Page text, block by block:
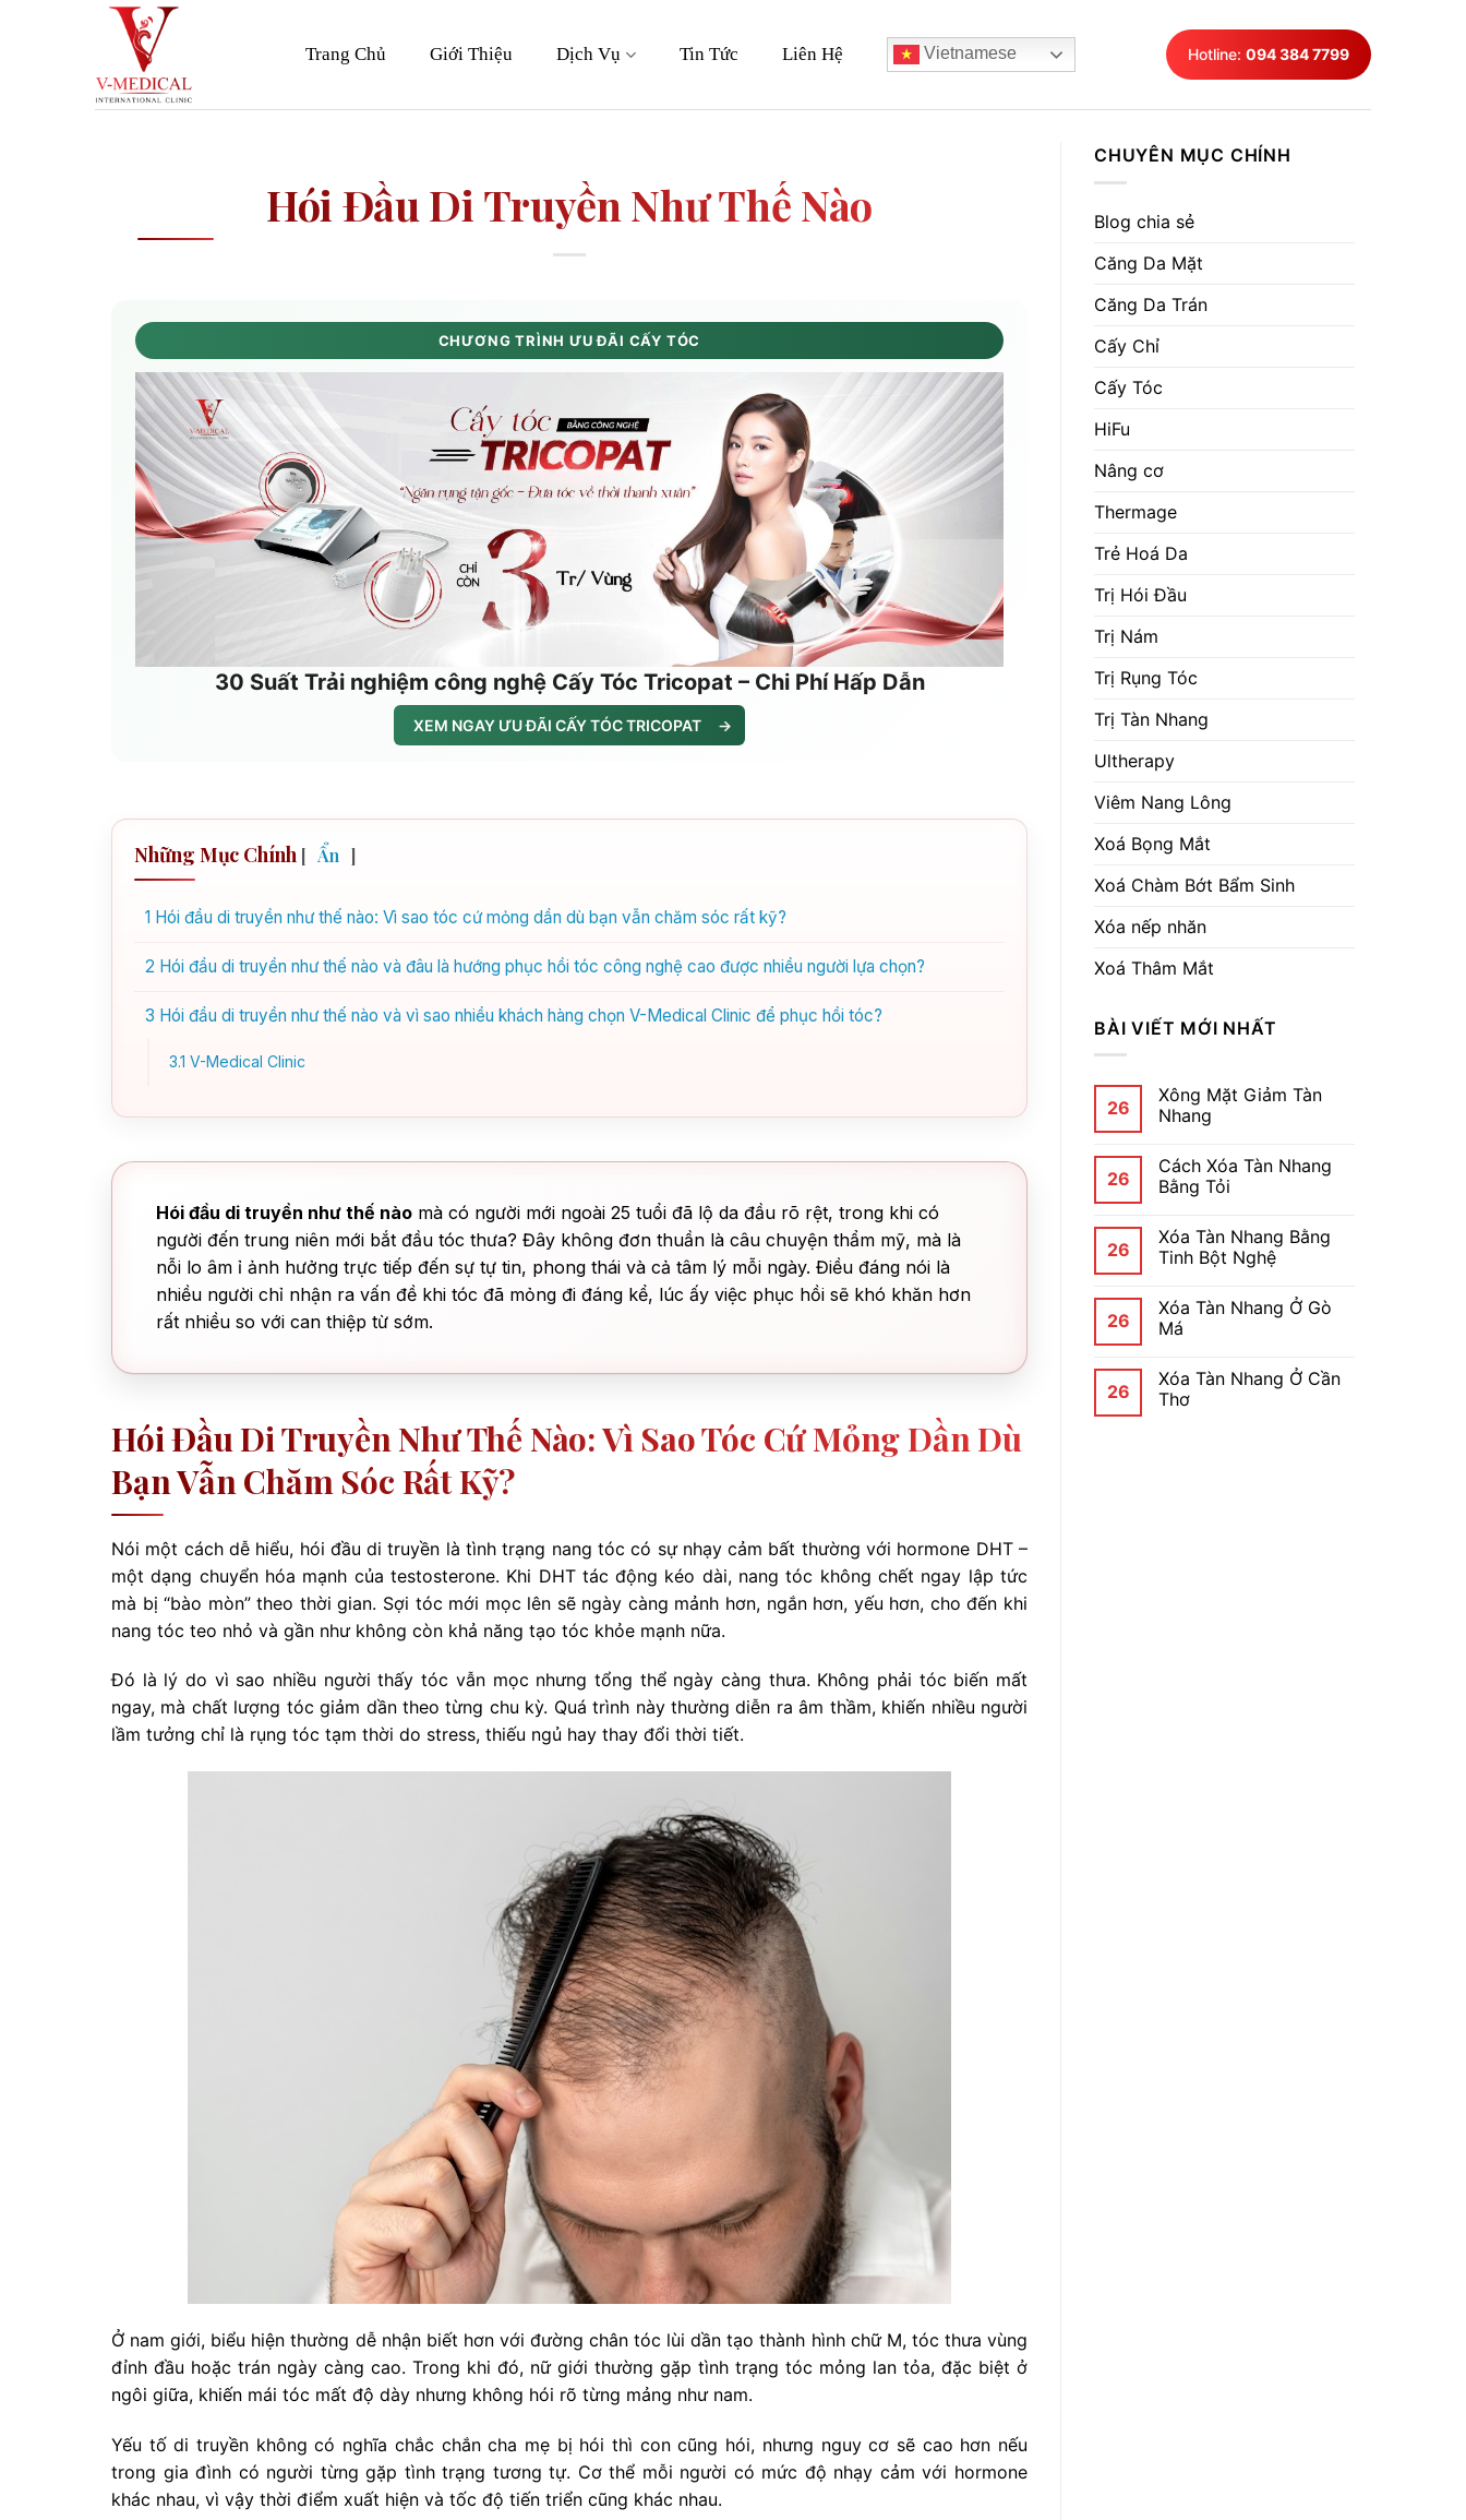
Trang Chủ Giới Thiệu Dịch Vụ Tin Tức Liên Hệ Vietnamese Hotline: 094 384 7799
Hói Đầu Di Truyền Như Thế Nào
CHƯƠNG TRÌNH ƯU ĐÃI CẤY TÓC
30 Suất Trải nghiệm công nghệ Cấy Tóc Tricopat – Chi Phí Hấp Dẫn
XEM NGAY ƯU ĐÃI CẤY TÓC TRICOPAT →
Những Mục Chính [ Ẩn ]
1 Hói đầu di truyền như thế nào: Vì sao tóc cứ mỏng dần dù bạn vẫn chăm sóc rất kỹ?
2 Hói đầu di truyền như thế nào và đâu là hướng phục hồi tóc công nghệ cao được nhiều người lựa chọn?
3 Hói đầu di truyền như thế nào và vì sao nhiều khách hàng chọn V-Medical Clinic để phục hồi tóc?
3.1 V-Medical Clinic
Hói đầu di truyền như thế nào mà có người mới ngoài 25 tuổi đã lộ da đầu rõ rệt, trong khi có
người đến trung niên mới bắt đầu tóc thưa? Đây không đơn thuần là câu chuyện thẩm mỹ, mà là
nỗi lo âm ỉ ảnh hưởng trực tiếp đến sự tự tin, phong thái và cả tâm lý mỗi ngày. Điều đáng nói là
nhiều người chỉ nhận ra vấn đề khi tóc đã mỏng đi đáng kể, lúc ấy việc phục hồi sẽ khó khăn hơn
rất nhiều so với can thiệp từ sớm.
Hói Đầu Di Truyền Như Thế Nào: Vì Sao Tóc Cứ Mỏng Dần Dù
Bạn Vẫn Chăm Sóc Rất Kỹ?
Nói một cách dễ hiểu, hói đầu di truyền là tình trạng nang tóc có sự nhạy cảm bất thường với hormone DHT –
một dạng chuyển hóa mạnh của testosterone. Khi DHT tác động kéo dài, nang tóc không chết ngay lập tức
mà bị “bào mòn” theo thời gian. Sợi tóc mới mọc lên sẽ ngày càng mảnh hơn, ngắn hơn, yếu hơn, cho đến khi
nang tóc teo nhỏ và gần như không còn khả năng tạo tóc khỏe mạnh nữa.
Đó là lý do vì sao nhiều người thấy tóc vẫn mọc nhưng tổng thể ngày càng thưa. Không phải tóc biến mất
ngay, mà chất lượng tóc giảm dần theo từng chu kỳ. Quá trình này thường diễn ra âm thầm, khiến nhiều người
lầm tưởng chỉ là rụng tóc tạm thời do stress, thiếu ngủ hay thay đổi thời tiết.
Ở nam giới, biểu hiện thường dễ nhận biết hơn với đường chân tóc lùi dần tạo thành hình chữ M, tóc thưa vùng
đỉnh đầu hoặc trán ngày càng cao. Trong khi đó, nữ giới thường gặp tình trạng tóc mỏng lan tỏa, đặc biệt ở
ngôi giữa, khiến mái tóc mất độ dày nhưng không hói rõ từng mảng như nam.
Yếu tố di truyền không có nghĩa chắc chắn cha mẹ bị hói thì con cũng hói, nhưng nguy cơ sẽ cao hơn nếu
trong gia đình có người từng gặp tình trạng tương tự. Cơ thể mỗi người có mức độ nhạy cảm với hormone
khác nhau, vì vậy thời điểm xuất hiện và tốc độ tiến triển cũng khác nhau.
CHUYÊN MỤC CHÍNH
Blog chia sẻ
Căng Da Mặt
Căng Da Trán
Cấy Chỉ
Cấy Tóc
HiFu
Nâng cơ
Thermage
Trẻ Hoá Da
Trị Hói Đầu
Trị Nám
Trị Rụng Tóc
Trị Tàn Nhang
Ultherapy
Viêm Nang Lông
Xoá Bọng Mắt
Xoá Chàm Bớt Bẩm Sinh
Xóa nếp nhăn
Xoá Thâm Mắt
BÀI VIẾT MỚI NHẤT
26
Xông Mặt Giảm Tàn
Nhang
26
Cách Xóa Tàn Nhang
Bằng Tỏi
26
Xóa Tàn Nhang Bằng
Tinh Bột Nghệ
26
Xóa Tàn Nhang Ở Gò
Má
26
Xóa Tàn Nhang Ở Cần
Thơ